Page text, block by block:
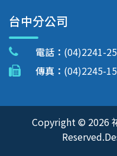
台中分公司
電話： (04)2241-
傳真： (04)2245-
Copyright © 2026